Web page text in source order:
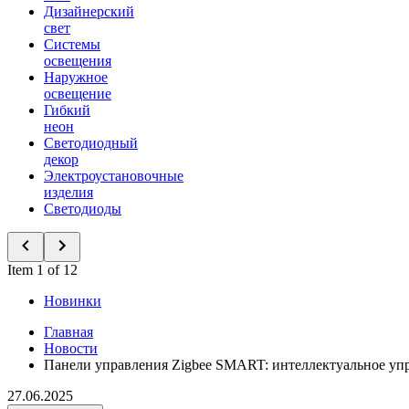
Дизайнерский
свет
Системы
освещения
Наружное
освещение
Гибкий
неон
Светодиодный
декор
Электроустановочные
изделия
Светодиоды
Item 1 of 12
Новинки
Главная
Новости
Панели управления Zigbee SMART: интеллектуальное
27.06.2025